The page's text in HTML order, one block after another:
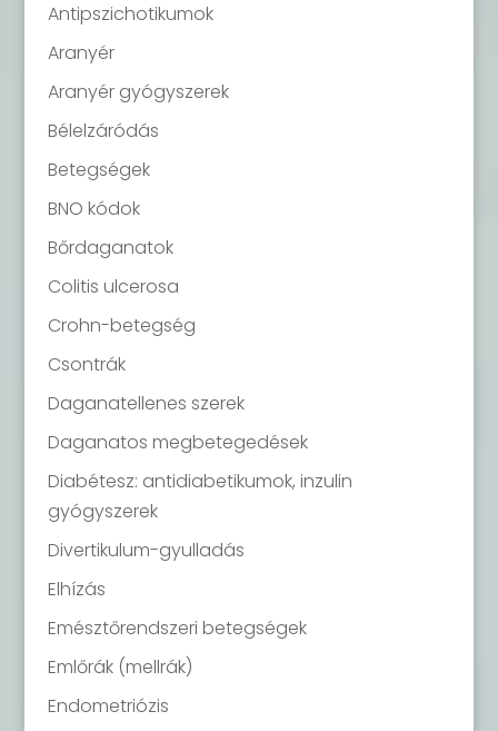
Antipszichotikumok
Aranyér
Aranyér gyógyszerek
Bélelzáródás
Betegségek
BNO kódok
Bőrdaganatok
Colitis ulcerosa
Crohn-betegség
Csontrák
Daganatellenes szerek
Daganatos megbetegedések
Diabétesz: antidiabetikumok, inzulin
gyógyszerek
Divertikulum-gyulladás
Elhízás
Emésztőrendszeri betegségek
Emlőrák (mellrák)
Endometriózis